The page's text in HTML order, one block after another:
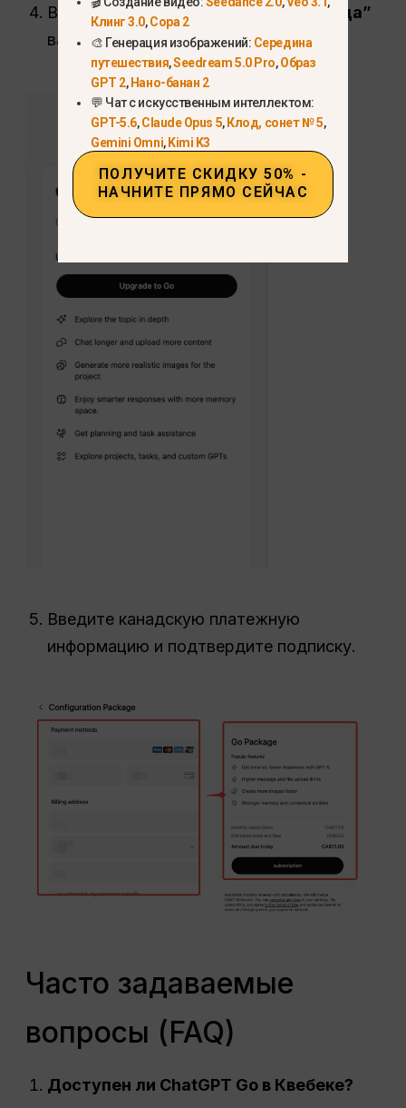
Выберите“Обновление для перехода”
вариант.
Введите канадскую платежную
информацию и подтвердите подписку.
Часто задаваемые
вопросы (FAQ)
Доступен ли ChatGPT Go в Квебеке?
Клинг 3.0,Сора 2
🎨 Генерация изображений: Середина
путешествия,Seedream 5.0 Pro,Образ
GPT 2,Нано-банан 2
💬 Чат с искусственным интеллектом:
GPT-5.6,Claude Opus 5,Клод, сонет № 5,
Gemini Omni,Kimi K3
ПОЛУЧИТЕ СКИДКУ 50% -
НАЧНИТЕ ПРЯМО СЕЙЧАС